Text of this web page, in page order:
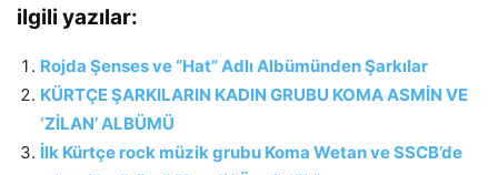
ilgili yazılar:
Rojda Şenses ve “Hat” Adlı Albümünden Şarkılar
KÜRTÇE ŞARKILARIN KADIN GRUBU KOMA ASMİN VE
‘ZİLAN’ ALBÜMÜ
İlk Kürtçe rock müzik grubu Koma Wetan ve SSCB’de